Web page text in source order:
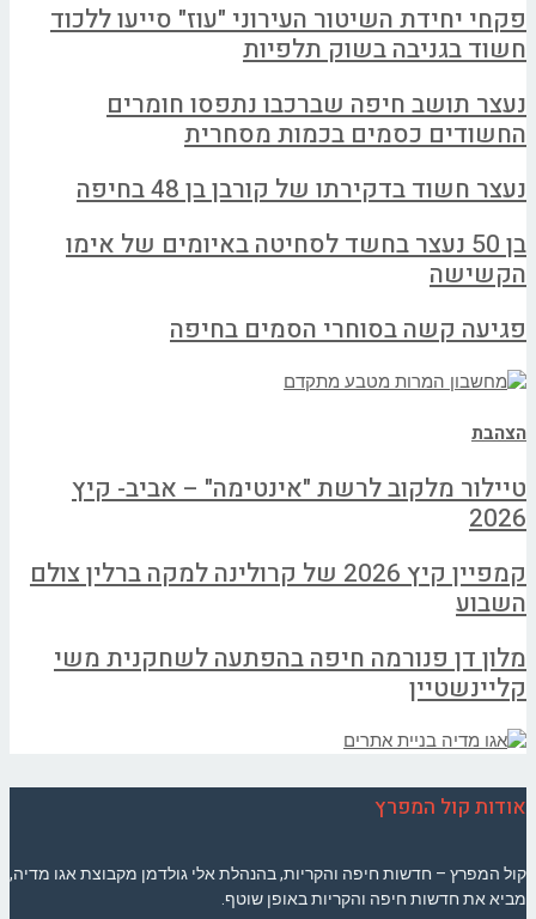
פקחי יחידת השיטור העירוני "עוז" סייעו ללכוד
חשוד בגניבה בשוק תלפיות
נעצר תושב חיפה שברכבו נתפסו חומרים
החשודים כסמים בכמות מסחרית
נעצר חשוד בדקירתו של קורבן בן 48 בחיפה
בן 50 נעצר בחשד לסחיטה באיומים של אימו
הקשישה
פגיעה קשה בסוחרי הסמים בחיפה
הצהבת
טיילור מלקוב לרשת "אינטימה" – אביב- קיץ
2026
קמפיין קיץ 2026 של קרולינה למקה ברלין צולם
השבוע
מלון דן פנורמה חיפה בהפתעה לשחקנית משי
קליינשטיין
אודות קול המפרץ
קול המפרץ – חדשות חיפה והקריות, בהנהלת אלי גולדמן מקבוצת אגו מדיה,
מביא את חדשות חיפה והקריות באופן שוטף.